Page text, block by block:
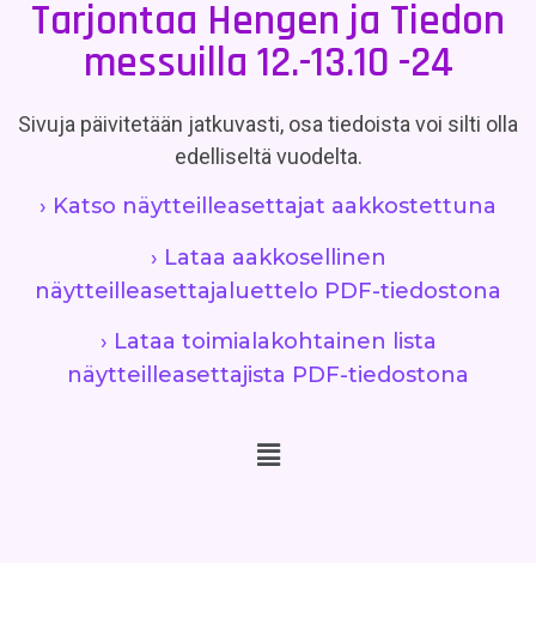
Tarjontaa Hengen ja Tiedon
messuilla 12.-13.10 -24
Sivuja päivitetään jatkuvasti, osa tiedoista voi silti olla
edelliseltä vuodelta.
› Katso näytteilleasettajat aakkostettuna
› Lataa aakkosellinen
näytteilleasettajaluettelo PDF-tiedostona
› Lataa toimialakohtainen lista
näytteilleasettajista PDF-tiedostona